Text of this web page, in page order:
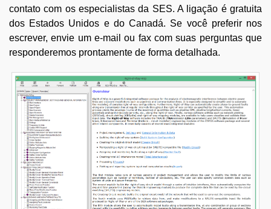
contato com os especialistas da SES. A ligação é gratuita
dos Estados Unidos e do Canadá. Se você preferir nos
escrever, envie um e-mail ou fax com suas perguntas que
responderemos prontamente de forma detalhada.